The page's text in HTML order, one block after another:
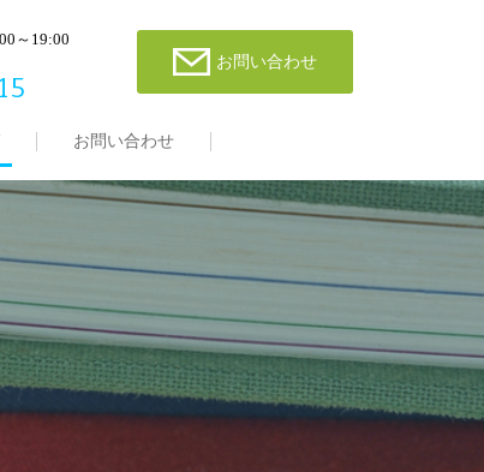
～19:00
お問い合わせ
お問い合わせ